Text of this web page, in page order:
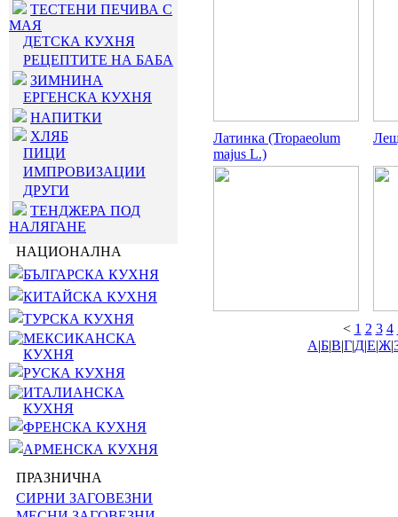
ТЕСТЕНИ ПЕЧИВА С
МАЯ
ДЕТСКА КУХНЯ
РЕЦЕПТИТЕ НА БАБА
ЗИМНИНА
ЕРГЕНСКА КУХНЯ
НАПИТКИ
ХЛЯБ
ПИЦИ
ИМПРОВИЗАЦИИ
ДРУГИ
ТЕНДЖЕРА ПОД
НАЛЯГАНЕ
НАЦИОНАЛНА
БЪЛГАРСКА КУХНЯ
КИТАЙСКА КУХНЯ
ТУРСКА КУХНЯ
МЕКСИКАНСКА
КУХНЯ
РУСКА КУХНЯ
ИТАЛИАНСКА
КУХНЯ
ФРЕНСКА КУХНЯ
АРМЕНСКА КУХНЯ
ПРАЗНИЧНА
СИРНИ ЗАГОВЕЗНИ
Латинка (Tropaeolum
majus L.)
< 1 2 3 4
А|Б|В|Г|Д|Е|Ж|